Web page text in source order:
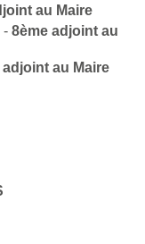
au Maire
- 8ème adjoint au
adjoint au Maire